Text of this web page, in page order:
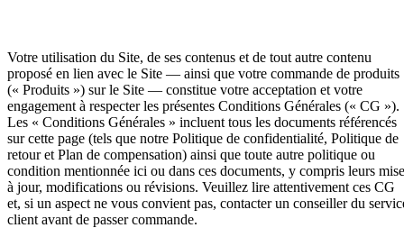
Votre utilisation du Site, de ses contenus et de tout autre contenu
proposé en lien avec le Site — ainsi que votre commande de produits
(« Produits ») sur le Site — constitue votre acceptation et votre
engagement à respecter les présentes Conditions Générales (« CG »).
Les « Conditions Générales » incluent tous les documents référencés
sur cette page (tels que notre Politique de confidentialité, Politique de
retour et Plan de compensation) ainsi que toute autre politique ou
condition mentionnée ici ou dans ces documents, y compris leurs
à jour, modifications ou révisions. Veuillez lire attentivement ces CG
et, si un aspect ne vous convient pas, contacter un conseiller du
client avant de passer commande.